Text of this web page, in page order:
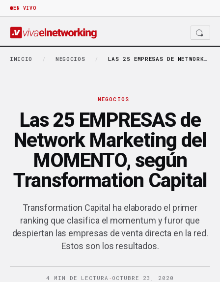
EN VIVO
INICIO / NEGOCIOS / LAS 25 EMPRESAS DE NETWORK MARKETING DEL MOMENTO,…
NEGOCIOS
Las 25 EMPRESAS de
Network Marketing del
MOMENTO, según
Transformation Capital
Transformation Capital ha elaborado el primer
ranking que clasifica el momentum y furor que
despiertan las empresas de venta directa en la red.
Estos son los resultados.
4 MIN DE LECTURA · OCTUBRE 23, 2020